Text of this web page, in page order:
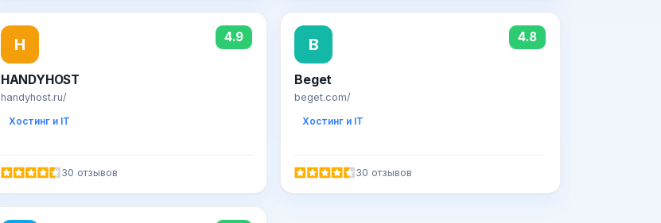
H 4.9
HANDYHOST
handyhost.ru/
Хостинг и IT
30 отзывов
B 4.8
Beget
beget.com/
Хостинг и IT
30 отзывов